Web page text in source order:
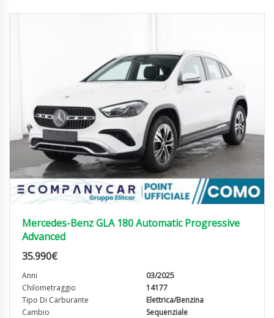
Mercedes-Benz GLA 180 Automatic Progressive
Advanced
35.990€
Anni
03/2025
Chilometraggio
14177
Tipo Di Carburante
Elettrica/Benzina
Cambio
Sequenziale